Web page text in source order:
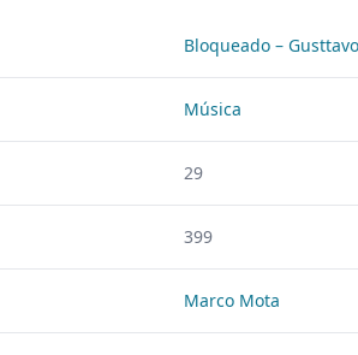
Bloqueado –
Música
29
399
Marco Mota